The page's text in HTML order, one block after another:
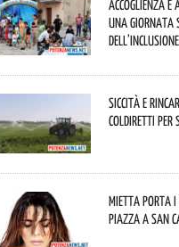
Accoglienza e
una giornata
Siccità e
Coldiretti per
Mietta porta i
piazza a San